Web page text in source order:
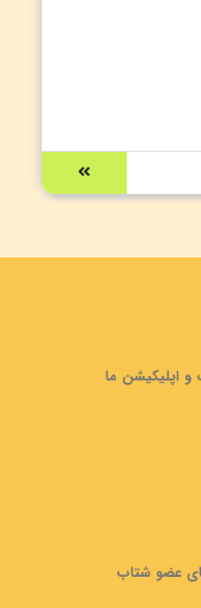
و اپلیکیشن ما
عضو شتاب